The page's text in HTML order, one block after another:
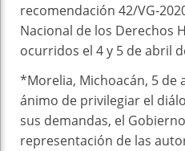
recomendación 42/VG-
Nacional de los Derechos
ocurridos el 4 y 5 de abril
*Morelia, Michoacán, 5 de
ánimo de privilegiar el
sus demandas, el
representación de las